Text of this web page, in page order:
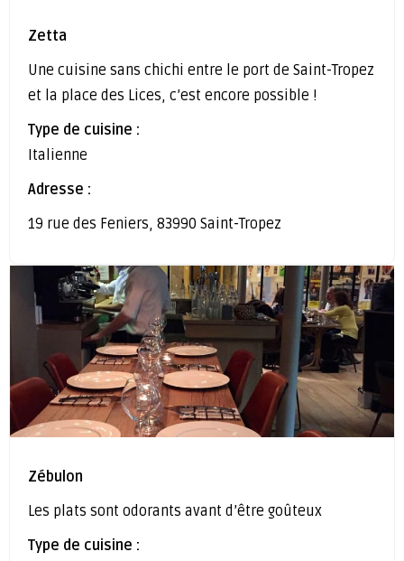
Zetta
Une cuisine sans chichi entre le port de Saint-Tropez
et la place des Lices, c’est encore possible !
Type de cuisine :
Italienne
Adresse :
19 rue des Feniers, 83990 Saint-Tropez
Zébulon
Les plats sont odorants avant d’être goûteux
Type de cuisine :